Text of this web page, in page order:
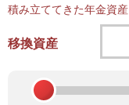
積み立ててきた年金資産
移換資産